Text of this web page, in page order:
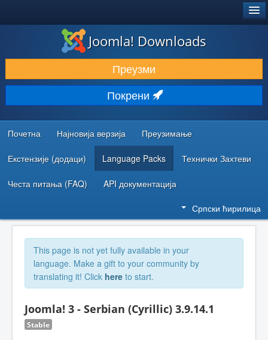
ПРЕУЗИМАЊЕ И ПРОШИРЕЊА (ЕКСТЕНЗИЈЕ)
ОТКРИЈТЕ И НАУЧИТЕ
ЗАЈЕДНИЦА И ПОДРШКА
РЕСУРСИ ЗА РАЗВОЈ
Joomla! Downloads
Преузми
Покрени
Почетна Најновија верзија Преузимање
Екстензије (додаци) Language Packs Технички Захтеви
Честа питања (FAQ) API документација
Српски ћирилица
This page is not yet fully available in your
language. Make a gift to your community by
translating it! Click here to start.
Joomla! 3 - Serbian (Cyrillic) 3.9.14.1
Stable